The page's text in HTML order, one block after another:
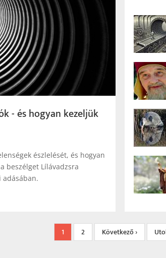
- és hogyan kezeljük
észlelését, és hogyan
beszélget Lílávadzsra
adásában.
Jelenlegi
oldal
1 Page
2
Következő
oldal
Következő ›